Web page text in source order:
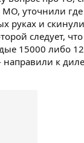
уточнили где
руках и
следует,
15000 либо
направили к